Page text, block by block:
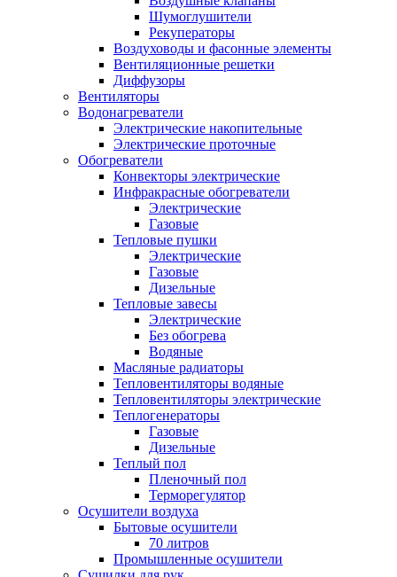
Шумоглушители
Рекуператоры
Воздуховоды и фасонные элементы
Вентиляционные решетки
Диффузоры
Вентиляторы
Водонагреватели
Электрические накопительные
Электрические проточные
Обогреватели
Конвекторы электрические
Инфракрасные обогреватели
Электрические
Газовые
Тепловые пушки
Электрические
Газовые
Дизельные
Тепловые завесы
Электрические
Без обогрева
Водяные
Масляные радиаторы
Тепловентиляторы водяные
Тепловентиляторы электрические
Теплогенераторы
Газовые
Дизельные
Теплый пол
Пленочный пол
Терморегулятор
Осушители воздуха
Бытовые осушители
70 литров
Промышленные осушители